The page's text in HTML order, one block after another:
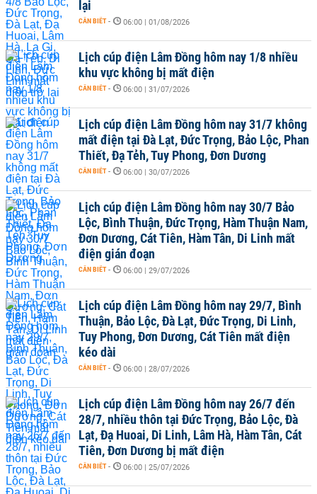
lại
CẦN BIẾT - 06:00 | 01/08/2026
Lịch cúp điện Lâm Đồng hôm nay 1/8 nhiều
khu vực không bị mất điện
CẦN BIẾT - 06:00 | 31/07/2026
Lịch cúp điện Lâm Đồng hôm nay 31/7 không
mất điện tại Đà Lạt, Đức Trọng, Bảo Lộc, Phan
Thiết, Đạ Tẻh, Tuy Phong, Đơn Dương
CẦN BIẾT - 06:00 | 30/07/2026
Lịch cúp điện Lâm Đồng hôm nay 30/7 Bảo
Lộc, Bình Thuận, Đức Trọng, Hàm Thuận Nam,
Đơn Dương, Cát Tiên, Hàm Tân, Di Linh mất
điện gián đoạn
CẦN BIẾT - 06:00 | 29/07/2026
Lịch cúp điện Lâm Đồng hôm nay 29/7, Bình
Thuận, Bảo Lộc, Đà Lạt, Đức Trọng, Di Linh,
Tuy Phong, Đơn Dương, Cát Tiên mất điện
kéo dài
CẦN BIẾT - 06:00 | 28/07/2026
Lịch cúp điện Lâm Đồng hôm nay 26/7 đến
28/7, nhiều thôn tại Đức Trọng, Bảo Lộc, Đà
Lạt, Đạ Huoai, Di Linh, Lâm Hà, Hàm Tân, Cát
Tiên, Đơn Dương bị mất điện
CẦN BIẾT - 06:00 | 25/07/2026